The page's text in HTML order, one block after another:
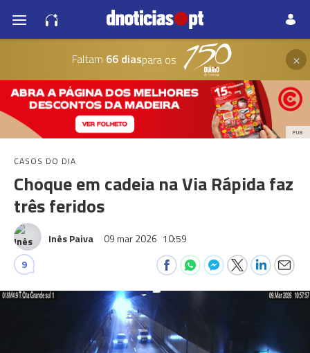
Faltam 66 diaspara os ×
PUB
CASOS DO DIA
Choque em cadeia na Via Rápida faz
três feridos
Inês Paiva 09 mar 2026 10:59
9